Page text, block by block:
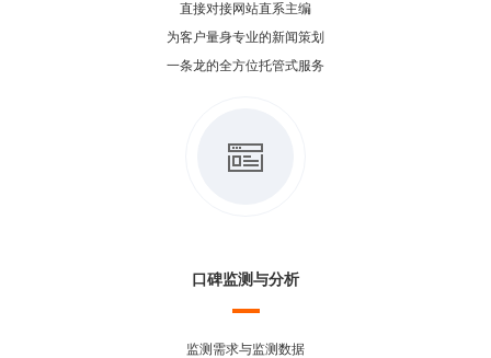
直接对接网站直系主编
为客户量身专业的新闻策划
一条龙的全方位托管式服务
口碑监测与分析
监测需求与监测数据